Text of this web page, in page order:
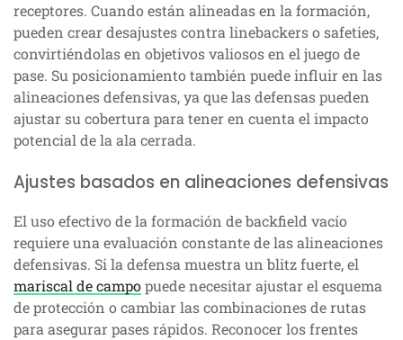
receptores. Cuando están alineadas en la formación,
pueden crear desajustes contra linebackers o safeties,
convirtiéndolas en objetivos valiosos en el juego de
pase. Su posicionamiento también puede influir en las
alineaciones defensivas, ya que las defensas pueden
ajustar su cobertura para tener en cuenta el impacto
potencial de la ala cerrada.
Ajustes basados en alineaciones defensivas
El uso efectivo de la formación de backfield vacío
requiere una evaluación constante de las alineaciones
defensivas. Si la defensa muestra un blitz fuerte, el
mariscal de campopuede necesitar ajustar el esquema
de protección o cambiar las combinaciones de rutas
para asegurar pases rápidos. Reconocer los frentes